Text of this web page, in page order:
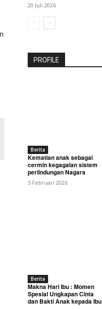
20 Juli 2026
PROFILE
Berita
Kematian anak sebagai
cermin kegagalan sistem
perlindungan Nagara
5 Februari 2026
Berita
Makna Hari Ibu : Momen
Spesial Ungkapan Cinta
dan Bakti Anak kepada Ibu